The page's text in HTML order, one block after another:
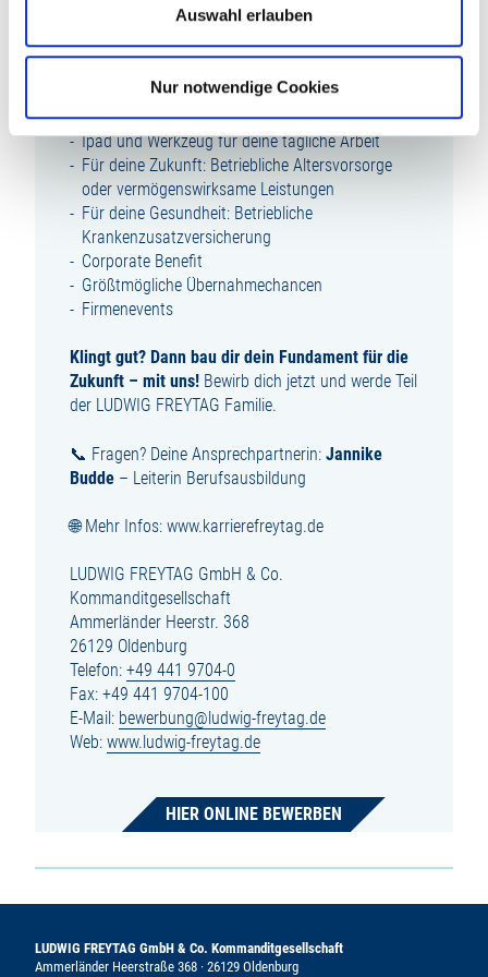
Auswahl erlauben
Nur notwendige Cookies
Übertarifliche Ausbildungsvergütung
Zusätzliches Urlaubs- und Weihnachtsgeld
Kostenübernahme der Schulmaterialien und der
Arbeitskleidung
Ipad und Werkzeug für deine tägliche Arbeit
Für deine Zukunft: Betriebliche Altersvorsorge
oder vermögenswirksame Leistungen
Für deine Gesundheit: Betriebliche
Krankenzusatzversicherung
Corporate Benefit
Größtmögliche Übernahmechancen
Firmenevents
Klingt gut? Dann bau dir dein Fundament für die
Zukunft – mit uns! Bewirb dich jetzt und werde Teil
der LUDWIG FREYTAG Familie.
📞 Fragen? Deine Ansprechpartnerin: Jannike
Budde – Leiterin Berufsausbildung
🌐 Mehr Infos: www.karrierefreytag.de
LUDWIG FREYTAG GmbH & Co.
Kommanditgesellschaft
Ammerländer Heerstr. 368
26129 Oldenburg
Telefon: +49 441 9704-0
Fax: +49 441 9704-100
E-Mail: bewerbung@ludwig-freytag.de
Web: www.ludwig-freytag.de
HIER ONLINE BEWERBEN
LUDWIG FREYTAG GmbH & Co. Kommanditgesellschaft
Ammerländer Heerstraße 368 · 26129 Oldenburg